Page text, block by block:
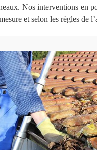
Nos interventions en
et selon les règles de